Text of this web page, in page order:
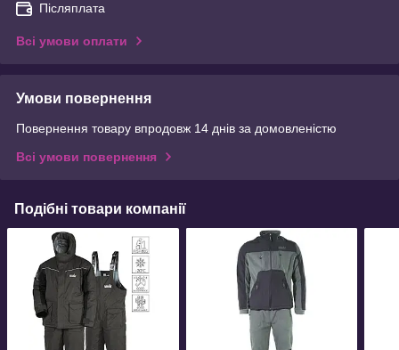
Післяплата
Всі умови оплати
Умови повернення
Повернення товару впродовж 14 днів за домовленістю
Всі умови повернення
Подібні товари компанії